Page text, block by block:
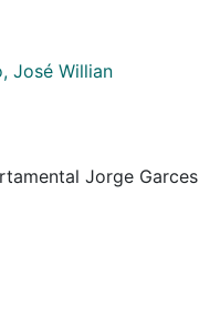
José Willian
Jorge Garces